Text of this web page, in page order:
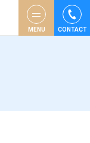
MENU CONTACT